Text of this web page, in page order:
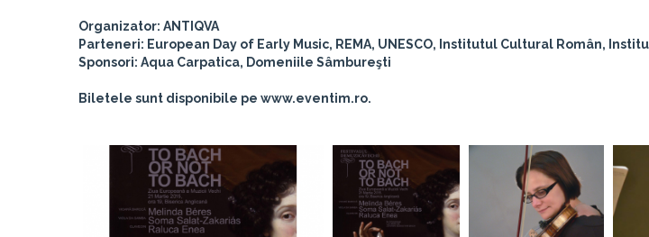
Organizator: ANTIQVA
Parteneri: European Day of Early Music, REMA, UNESCO, Institutul Cultural Român,
Sponsori: Aqua Carpatica, Domeniile Sâmbureşti
Biletele sunt disponibile pe www.eventim.ro.